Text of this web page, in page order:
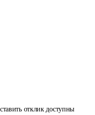
отклик доступны